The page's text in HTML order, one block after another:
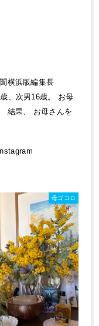
横浜版編集長
、次男16歳。 お母
結果、 お母さんを
母ゴコロ